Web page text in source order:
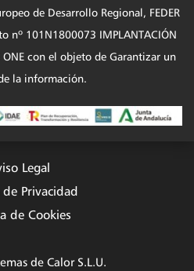
de Desarrollo Regional, FEDER
nº 101N1800073 IMPLANTACIÓN
ONE con el objeto de Garantizar un
la información.
de Calor S.L.U.
Legal
de Privacidad
de Cookies